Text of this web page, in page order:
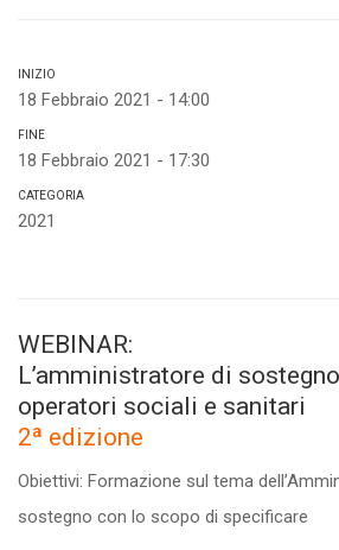
INIZIO
18 Febbraio 2021 - 14:00
FINE
18 Febbraio 2021 - 17:30
CATEGORIA
2021
WEBINAR:
L’amministratore di
operatori sociali e sanitari
2ª edizione
Obiettivi: Formazione sul tema
sostegno con lo scopo di specificare